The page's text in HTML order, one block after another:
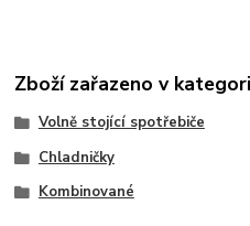
Zboží zařazeno v
Volně stojící spotřebiče
Chladničky
Kombinované